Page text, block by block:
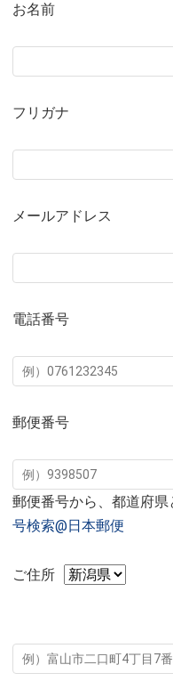
お名前
フリガナ
メールアドレス
電話番号
郵便番号
郵便番号から、都道府県
号検索@日本郵便
ご住所